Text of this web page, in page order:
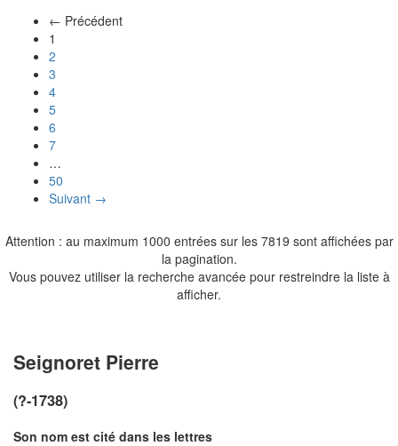
← Précédent
1
2
3
4
5
6
7
…
50
Suivant →
Attention : au maximum 1000 entrées sur les 7819 sont affichées par
la pagination.
Vous pouvez utiliser la recherche avancée pour restreindre la liste à
afficher.
Seignoret Pierre
(?-1738)
Son nom est cité dans les lettres